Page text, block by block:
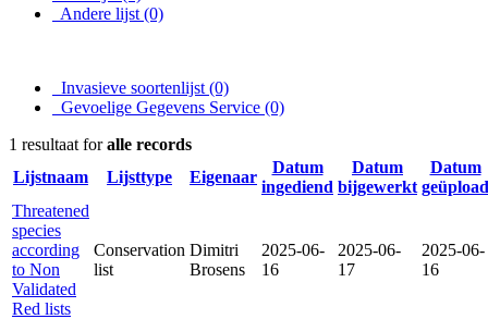
Andere lijst (0)
Invasieve soortenlijst (0)
Gevoelige Gegevens Service (0)
1 resultaat foralle records
Lijstnaam
Lijsttype Eigenaar
Datum
ingediend
Datum
bijgewerkt
Datum
geüpload
Threatened
species
according
to Non
Validated
Red lists
Conservation
list
Dimitri
Brosens
2025-06-
16
2025-06-
17
2025-06-
16